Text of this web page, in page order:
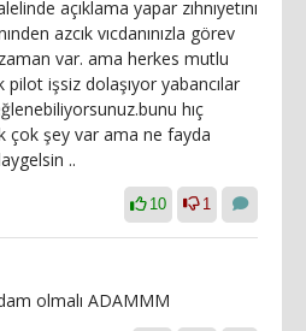
açıklama yapar zıhnıyetını
azcık vıcdanınızla görev
var. ama herkes mutlu
işsiz dolaşıyor yabancılar
hıç
çok şey var ama ne fayda
..
10 1
olmalı ADAMMM